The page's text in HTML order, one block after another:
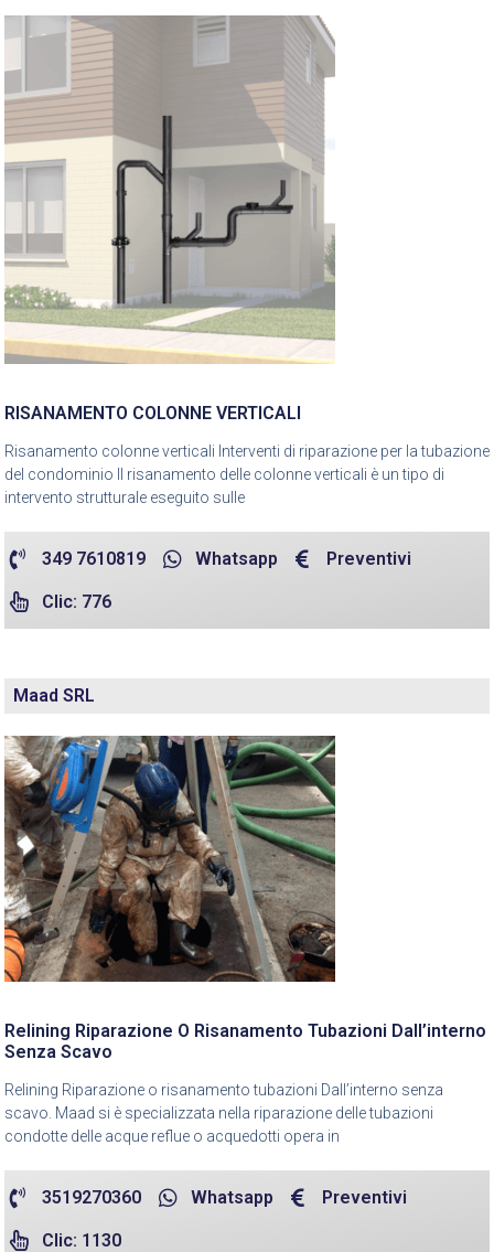
RISANAMENTO COLONNE VERTICALI
Risanamento colonne verticali Interventi di riparazione per la tubazione
del condominio Il risanamento delle colonne verticali è un tipo di
intervento strutturale eseguito sulle
349 7610819 Whatsapp Preventivi
Clic: 776
Maad SRL
Relining Riparazione O Risanamento Tubazioni Dall’interno
Senza Scavo
Relining Riparazione o risanamento tubazioni Dall’interno senza
scavo. Maad si è specializzata nella riparazione delle tubazioni
condotte delle acque reflue o acquedotti opera in
3519270360 Whatsapp Preventivi
Clic: 1130